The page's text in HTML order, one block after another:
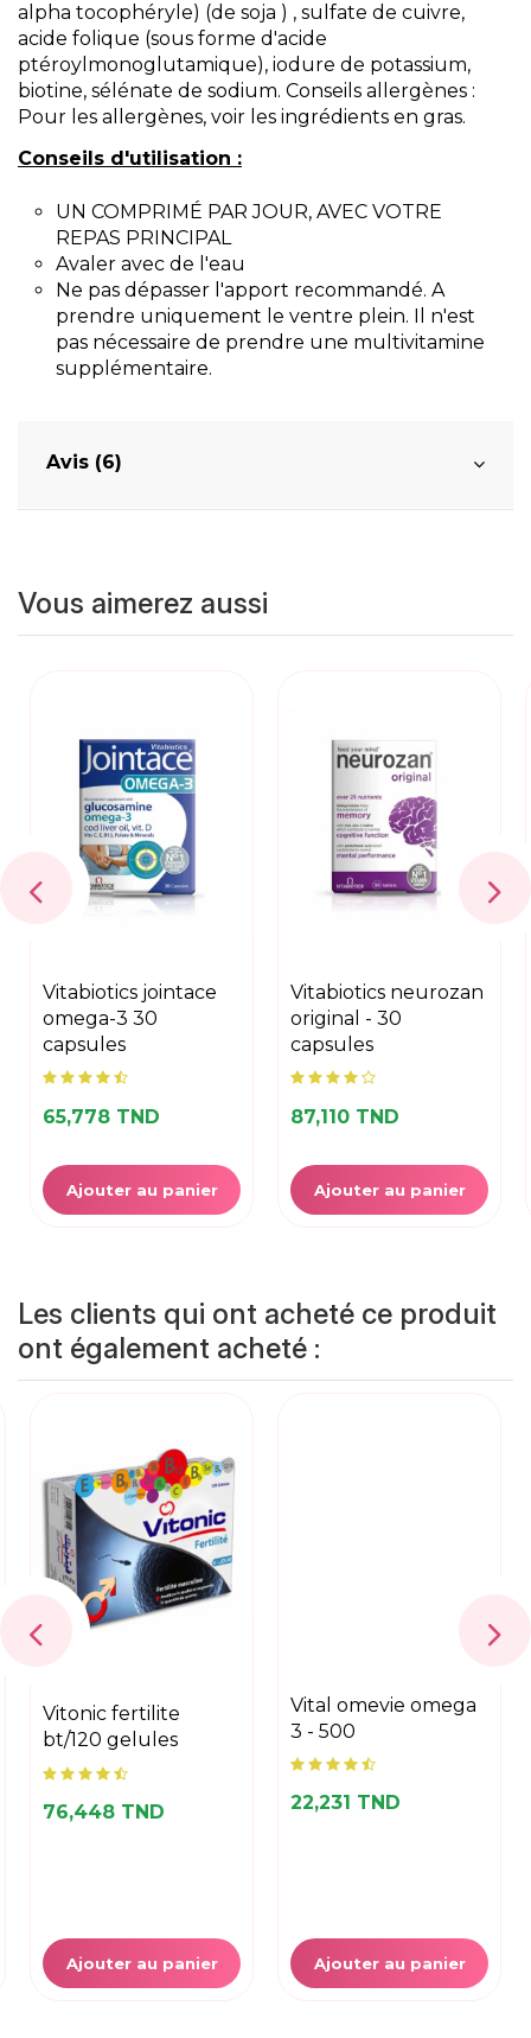
alpha tocophéryle) (de soja ) , sulfate de cuivre,
acide folique (sous forme d'acide
ptéroylmonoglutamique), iodure de potassium,
biotine, sélénate de sodium. Conseils allergènes :
Pour les allergènes, voir les ingrédients en gras.
Conseils d'utilisation :
UN COMPRIMÉ PAR JOUR, AVEC VOTRE
REPAS PRINCIPAL
Avaler avec de l'eau
Ne pas dépasser l'apport recommandé. A
prendre uniquement le ventre plein. Il n'est
pas nécessaire de prendre une multivitamine
supplémentaire.
Avis (6)
Vous aimerez aussi
vitabiotics jointace
omega-3 30
capsules
65,778 TND
Ajouter au panier
vitabiotics neurozan
original - 30
capsules
87,110 TND
Ajouter au panier
Les clients qui ont acheté ce produit
ont également acheté :
vitonic fertilite
bt/120 gelules
76,448 TND
Ajouter au panier
vital omevie omega
3 - 500
22,231 TND
Ajouter au panier